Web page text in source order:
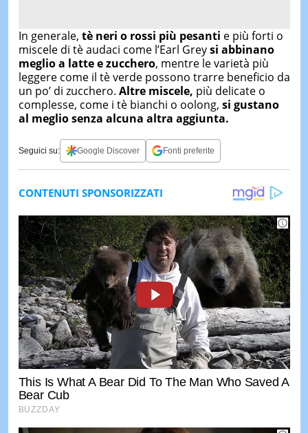
In generale, tè neri o rossi più pesanti e più forti o
miscele di tè audaci come l’Earl Greysi abbinano
meglio a latte e zucchero, mentre le varietà più
leggere come il tè verde possono trarre beneficio da
un po’ di zucchero. Altre miscele, più delicate o
complesse, come i tè bianchi o oolong, si gustano
al meglio senza alcuna altra aggiunta.
Seguici su: Google Discover Fonti preferite